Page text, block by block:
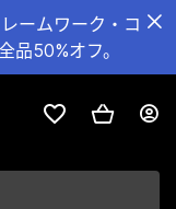
ームワーク・コ
50%オフ。